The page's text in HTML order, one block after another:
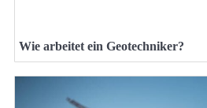
Wie arbeitet ein Geotechniker?